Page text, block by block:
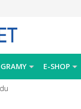
E-SHOP